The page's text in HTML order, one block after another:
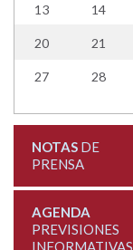
13 14
20 21
27 28
NOTASDE
PRENSA
AGENDA
PREVISIONES
INFORMATIVAS